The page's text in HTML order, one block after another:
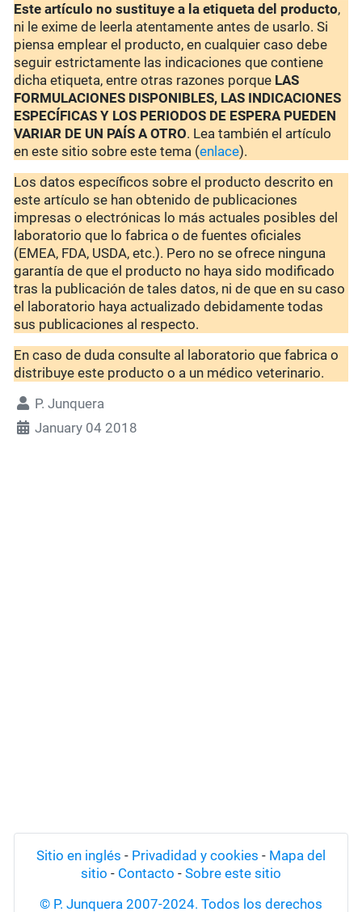
Este artículo no sustituye a la etiqueta del producto,
ni le exime de leerla atentamente antes de usarlo. Si
piensa emplear el producto, en cualquier caso debe
seguir estrictamente las indicaciones que contiene
dicha etiqueta, entre otras razones porque LAS
FORMULACIONES DISPONIBLES, LAS INDICACIONES
ESPECÍFICAS Y LOS PERIODOS DE ESPERA PUEDEN
VARIAR DE UN PAÍS A OTRO. Lea también el artículo
en este sitio sobre este tema (enlace).
Los datos específicos sobre el producto descrito en
este artículo se han obtenido de publicaciones
impresas o electrónicas lo más actuales posibles del
laboratorio que lo fabrica o de fuentes oficiales
(EMEA, FDA, USDA, etc.). Pero no se ofrece ninguna
garantía de que el producto no haya sido modificado
tras la publicación de tales datos, ni de que en su caso
el laboratorio haya actualizado debidamente todas
sus publicaciones al respecto.
En caso de duda consulte al laboratorio que fabrica o
distribuye este producto o a un médico veterinario.
P. Junquera
January 04 2018
Sitio en inglés - Privadidad y cookies - Mapa del
sitio - Contacto - Sobre este sitio
© P. Junquera 2007-2024. Todos los derechos